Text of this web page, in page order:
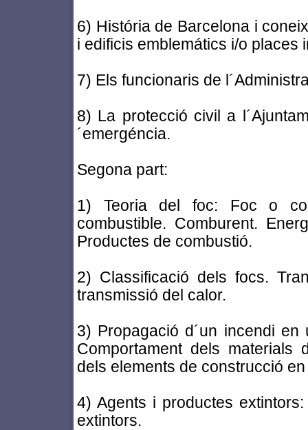
6) História de Barcelona i
i edificis emblemátics i/o places
7) Els funcionaris de
8) La protecció civil a
´emergéncia.
Segona part:
1) Teoria del foc: Foc o
combustible. Comburent.
Productes de combustió.
2) Classificació dels focs.
transmissió del calor.
3) Propagació d´un incendi
Comportament dels materials
dels elements de construcció
4) Agents i productes
extintors.